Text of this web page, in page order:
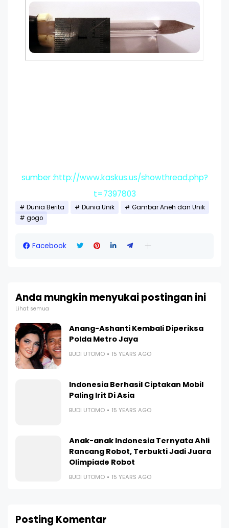
sumber :http://www.kaskus.us/showthread.php?
t=7397803
Dunia Berita Dunia Unik
Gambar Aneh dan Unik
gogo
Facebook
Anda mungkin menyukai postingan ini
Lihat semua
Anang-Ashanti Kembali Diperiksa
Polda Metro Jaya
BUDI UTOMO 15 YEARS AGO
Indonesia Berhasil Ciptakan Mobil
Paling Irit Di Asia
BUDI UTOMO 15 YEARS AGO
Anak-anak Indonesia Ternyata Ahli
Rancang Robot, Terbukti Jadi Juara
Olimpiade Robot
BUDI UTOMO 15 YEARS AGO
Posting Komentar